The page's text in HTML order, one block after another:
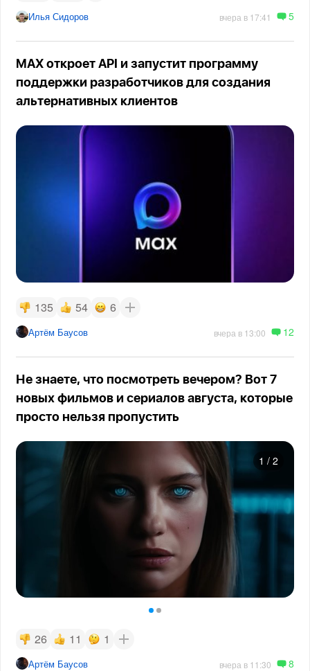
Илья Сидоров вчера в 17:41 5
MAX откроет API и запустит программу
поддержки разработчиков для создания
альтернативных клиентов
135 54 6
Артём Баусов вчера в 13:00 12
Не знаете, что посмотреть вечером? Вот 7
новых фильмов и сериалов августа, которые
просто нельзя пропустить
1 / 2
26 11 1
Артём Баусов вчера в 11:30 8